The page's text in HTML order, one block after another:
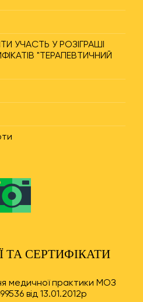
УЧАСТЬ У РОЗІГРАШІ
"ТЕРАПЕВТИЧНИЙ
ТА СЕРТИФІКАТИ
медичної практики МОЗ
від 13.01.2012р